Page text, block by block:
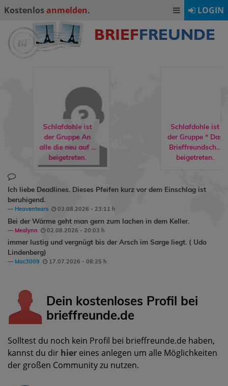
Kostenlos anmelden. LOGIN
Schlafdohle ist
der Gruppe* Das
Brieffreundsch...
beigetreten.
buchreisende hat
Kleinemaus30als
Freund markiert.
Ich liebe Deadlines. Dieses Pfeifen kurz vor dem Einschlag ist
beruhigend.
Heaventears 03.08.2026 - 23:11 h
Bei der Wärme geht man gern zum lachen in dem Keller.
Mealynn 02.08.2026 - 20:03 h
immer lustig und vergnügt bis der Arsch im Sarge liegt. ( Udo
Lindenberg)
Mac3009 17.07.2026 - 08:25 h
Dein kostenloses Profil bei
brieffreunde.de
Solltest du noch kein Profil bei brieffreunde.de haben,
kannst du dir hier eines anlegen um alle Möglichkeiten
der großen Community zu nutzen.